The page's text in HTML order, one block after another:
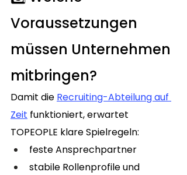
Voraussetzungen
müssen Unternehmen
mitbringen?
Damit die Recruiting-Abteilung auf
Zeit funktioniert, erwartet
TOPEOPLE klare Spielregeln:
feste Ansprechpartner
stabile Rollenprofile und